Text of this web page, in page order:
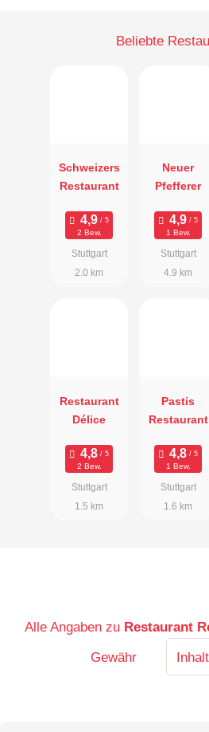
Beliebte
Schweizers
Restaurant
2 Bew.
Stuttgart
2.0 km
Neuer
Pfefferer
1 Bew.
Stuttgart
4.9 km
Restaurant
Délice
2 Bew.
Stuttgart
1.5 km
Pastis
Restaurant
1 Bew.
Stuttgart
1.6 km
Alle Angaben zu Restaurant
Gewähr